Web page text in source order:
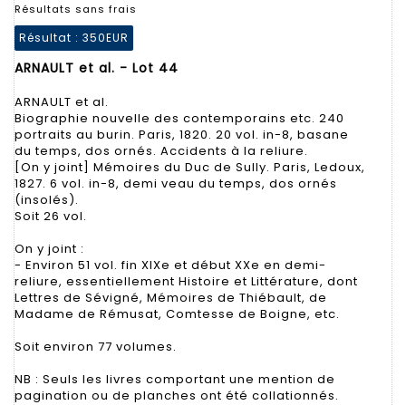
Résultats sans frais
Résultat : 350EUR
ARNAULT et al. - Lot 44
ARNAULT et al.
Biographie nouvelle des contemporains etc. 240
portraits au burin. Paris, 1820. 20 vol. in-8, basane
du temps, dos ornés. Accidents à la reliure.
[On y joint] Mémoires du Duc de Sully. Paris, Ledoux,
1827. 6 vol. in-8, demi veau du temps, dos ornés
(insolés).
Soit 26 vol.
On y joint :
- Environ 51 vol. fin XIXe et début XXe en demi-
reliure, essentiellement Histoire et Littérature, dont
Lettres de Sévigné, Mémoires de Thiébault, de
Madame de Rémusat, Comtesse de Boigne, etc.
Soit environ 77 volumes.
NB : Seuls les livres comportant une mention de
pagination ou de planches ont été collationnés.